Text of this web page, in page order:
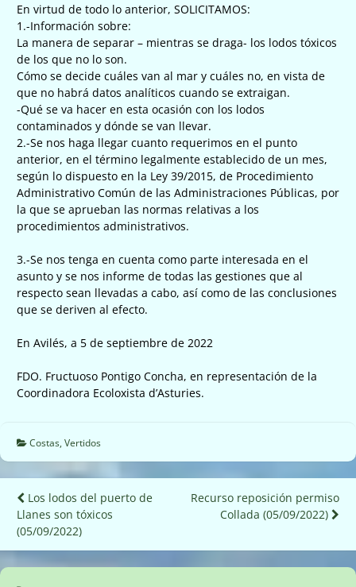
En virtud de todo lo anterior, SOLICITAMOS:
1.-Información sobre:
La manera de separar – mientras se draga- los lodos tóxicos
de los que no lo son.
Cómo se decide cuáles van al mar y cuáles no, en vista de
que no habrá datos analíticos cuando se extraigan.
-Qué se va hacer en esta ocasión con los lodos
contaminados y dónde se van llevar.
2.-Se nos haga llegar cuanto requerimos en el punto
anterior, en el término legalmente establecido de un mes,
según lo dispuesto en la Ley 39/2015, de Procedimiento
Administrativo Común de las Administraciones Públicas, por
la que se aprueban las normas relativas a los
procedimientos administrativos.
3.-Se nos tenga en cuenta como parte interesada en el
asunto y se nos informe de todas las gestiones que al
respecto sean llevadas a cabo, así como de las conclusiones
que se deriven al efecto.
En Avilés, a 5 de septiembre de 2022
FDO. Fructuoso Pontigo Concha, en representación de la
Coordinadora Ecoloxista d’Asturies.
Costas, Vertidos
Navegación
de
entradas
Los lodos del puerto de
Llanes son tóxicos
(05/09/2022)
Recurso reposición permiso
Collada (05/09/2022)